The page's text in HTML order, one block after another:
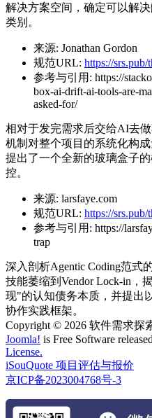
解决方案空间，确定可以解
类别。
来源: Jonathan Gordon
规范URL: https://
参考与引用: https://
box-ai-drift-ai-tools-are-
asked-for/
相对于发完需求后交给AI去
机制对整个项目的系统化构
提出了一个全新的玻璃盒子
控。
来源: larsfaye.com
规范URL: https://
参考与引用: https://
trap
深入剖析Agentic Coding范
技能萎缩到Vendor Lock-in，
现"的认知债务本质，并提出
协作实践框架。
Copyright © 2026 软件需求探
Joomla! is Free Software
License.
iSouQuote 项目评估与报价
京ICP备2023004768号-3